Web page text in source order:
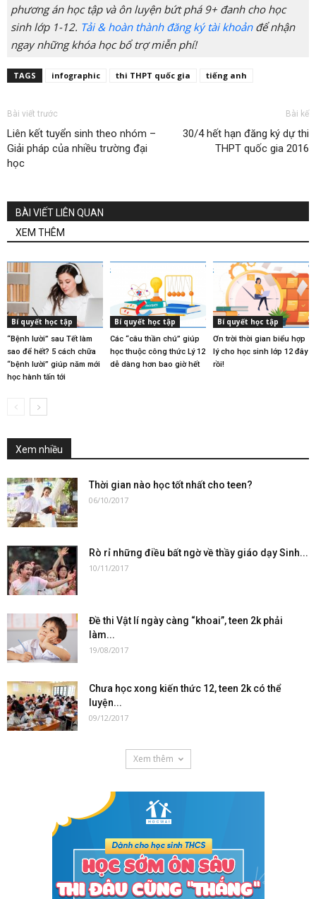
phương án học tập và ôn luyện bứt phá 9+ đanh cho học
sinh lớp 1-12. Tải & hoàn thành đăng ký tài khoảnđể nhận
ngay những khóa học bổ trợ miễn phí!
TAGS infographic thi THPT quốc gia tiếng anh
Bài viết trước
Liên kết tuyển sinh theo nhóm –
Giải pháp của nhiều trường đại
học
Bài kế
30/4 hết hạn đăng ký dự thi
THPT quốc gia 2016
BÀI VIẾT LIÊN QUAN
XEM THÊM
Bí quyết học tập
“Bệnh lười” sau Tết làm
sao để hết? 5 cách chữa
“bệnh lười” giúp năm mới
học hành tấn tới
Bí quyết học tập
Các “câu thần chú” giúp
học thuộc công thức Lý 12
dễ dàng hơn bao giờ hết
Bí quyết học tập
Ơn trời thời gian biểu hợp
lý cho học sinh lớp 12 đây
rồi!
Xem nhiều
Thời gian nào học tốt nhất cho teen?
06/10/2017
Rò rỉ những điều bất ngờ về thầy giáo dạy Sinh...
10/11/2017
Đề thi Vật lí ngày càng “khoai”, teen 2k phải
làm...
19/08/2017
Chưa học xong kiến thức 12, teen 2k có thể
luyện...
09/12/2017
Xem thêm